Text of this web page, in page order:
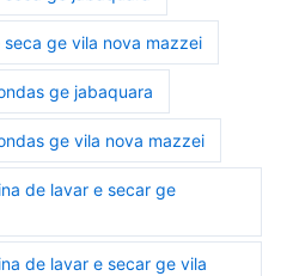
ge vila nova mazzei
ge jabaquara
ge vila nova mazzei
de lavar e secar ge
de lavar e secar ge vila